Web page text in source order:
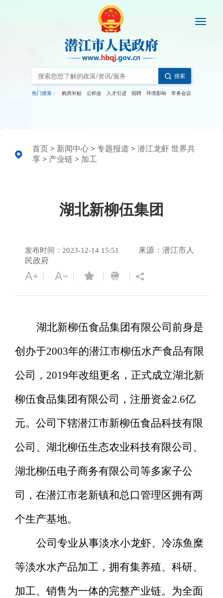
搜索
热门搜索： 购房补贴 公积金 人才引进 招聘 环境影响 常务会议
首页 > 新闻中心 > 专题报道 > 潜江龙虾 世界共
享 > 产业链 > 加工
湖北新柳伍集团
发布时间：2023-12-14 15:51
来源：潜江市人
民政府
湖北新柳伍食品集团有限公司前身是
创办于2003年的潜江市柳伍水产食品有限
公司，2019年改组更名，正式成立湖北新
柳伍食品集团有限公司，注册资金2.6亿
元。公司下辖潜江市新柳伍食品科技有限
公司、湖北柳伍生态农业科技有限公司、
湖北柳伍电子商务有限公司等多家子公
司，在潜江市老新镇和总口管理区拥有两
个生产基地。
公司专业从事淡水小龙虾、冷冻鱼糜
等淡水水产品加工，拥有集养殖、科研、
加工、销售为一体的完整产业链。为全面